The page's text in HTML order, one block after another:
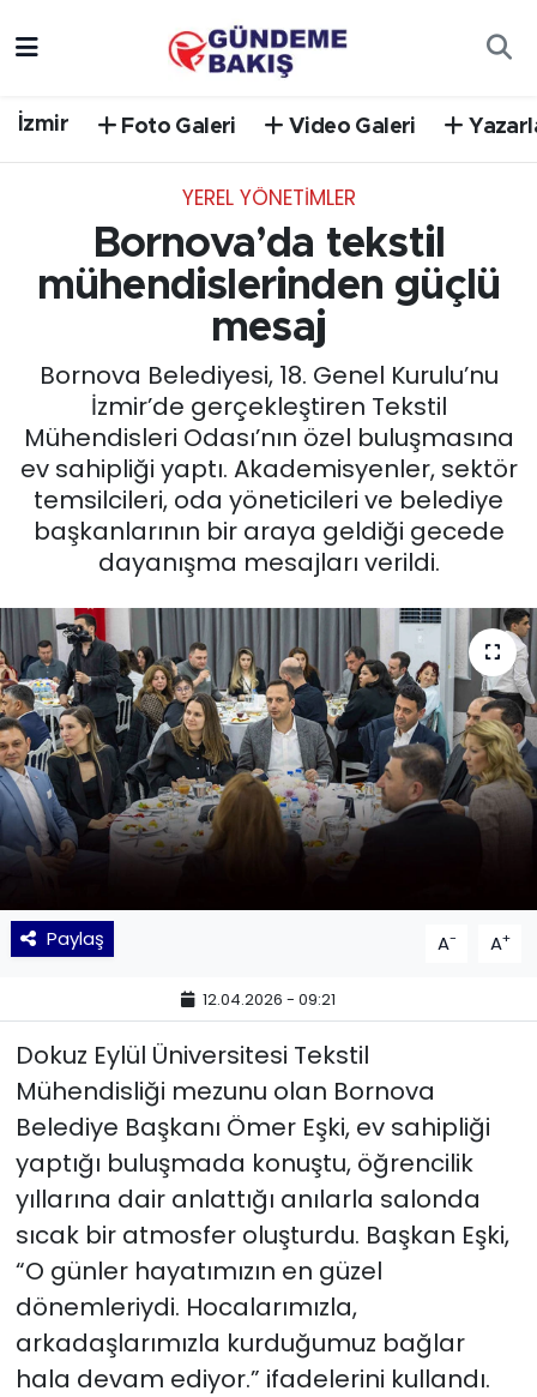
İzmir Foto Galeri Video Galeri
YEREL YÖNETİMLER
Bornova’da tekstil
mühendislerinden güçlü
mesaj
Bornova Belediyesi, 18. Genel Kurulu’nu
İzmir’de gerçekleştiren Tekstil
Mühendisleri Odası’nın özel buluşmasına
ev sahipliği yaptı. Akademisyenler, sektör
temsilcileri, oda yöneticileri ve belediye
başkanlarının bir araya geldiği gecede
dayanışma mesajları verildi.
Paylaş A- A+
12.04.2026 - 09:21
Dokuz Eylül Üniversitesi Tekstil
Mühendisliği mezunu olan Bornova
Belediye Başkanı Ömer Eşki, ev sahipliği
yaptığı buluşmada konuştu, öğrencilik
yıllarına dair anlattığı anılarla salonda
sıcak bir atmosfer oluşturdu. Başkan Eşki,
“O günler hayatımızın en güzel
dönemleriydi. Hocalarımızla,
arkadaşlarımızla kurduğumuz bağlar
hala devam ediyor.” ifadelerini kullandı.
EGE
EKONOMİ
English News
GÜNCEL
KÜLTÜR SANAT
MAGAZİN
POLİTİKA
SAĞLIK
Siyaset
TEKNOLOJİ
YEREL POLİTİKA
YEREL YÖNETİMLER
Yurt
Trafik Durumu
Süper Lig Puan Durumu ve Fikstür
Tüm Manşetler
Son Dakika Haberleri
Haber Arşivi